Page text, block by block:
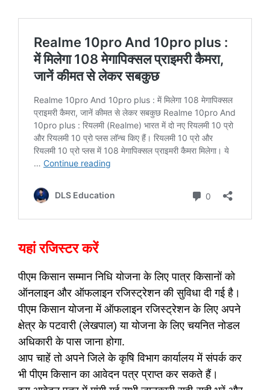
यहां रजिस्टर करें
पीएम किसान सम्मान निधि योजना के लिए पात्र किसानों को
ऑनलाइन और ऑफलाइन रजिस्ट्रेशन की सुविधा दी गई है।
पीएम किसान योजना में ऑफलाइन रजिस्ट्रेशन के लिए अपने
क्षेत्र के पटवारी (लेखपाल) या योजना के लिए चयनित नोडल
अधिकारी के पास जाना होगा.
आप चाहें तो अपने जिले के कृषि विभाग कार्यालय में संपर्क कर
भी पीएम किसान का आवेदन पत्र प्राप्त कर सकते हैं।